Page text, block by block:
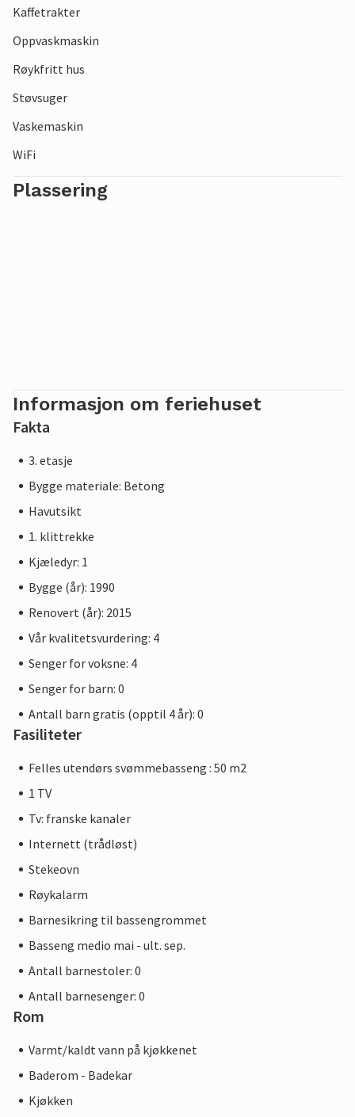
Kaffetrakter
Oppvaskmaskin
Røykfritt hus
Støvsuger
Vaskemaskin
WiFi
Plassering
Informasjon om feriehuset
Fakta
3. etasje
Bygge materiale: Betong
Havutsikt
1. klittrekke
Kjæledyr: 1
Bygge (år): 1990
Renovert (år): 2015
Vår kvalitetsvurdering: 4
Senger for voksne: 4
Senger for barn: 0
Antall barn gratis (opptil 4 år): 0
Fasiliteter
Felles utendørs svømmebasseng : 50 m2
1 TV
Tv: franske kanaler
Internett (trådløst)
Stekeovn
Røykalarm
Barnesikring til bassengrommet
Basseng medio mai - ult. sep.
Antall barnestoler: 0
Antall barnesenger: 0
Rom
Varmt/kaldt vann på kjøkkenet
Baderom - Badekar
Kjøkken